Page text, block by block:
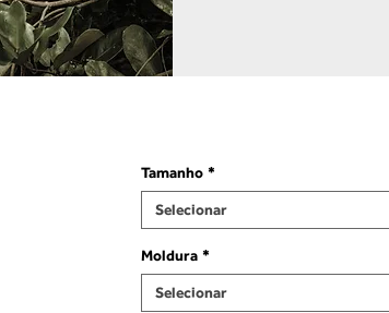
Tamanho *
Selecionar
Moldura *
Selecionar